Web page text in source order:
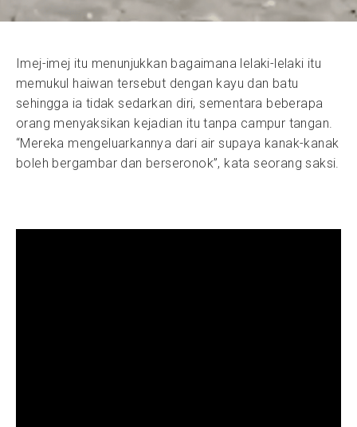
Imej-imej itu menunjukkan bagaimana lelaki-lelaki itu
memukul haiwan tersebut dengan kayu dan batu
sehingga ia tidak sedarkan diri, sementara beberapa
orang menyaksikan kejadian itu tanpa campur tangan.
“Mereka mengeluarkannya dari air supaya kanak-kanak
boleh bergambar dan berseronok”, kata seorang saksi.